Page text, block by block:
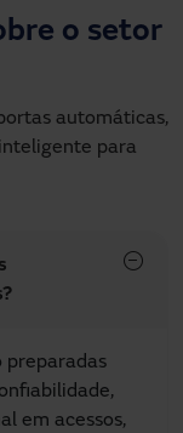
o setor
automáticas,
para
preparadas
em acessos,